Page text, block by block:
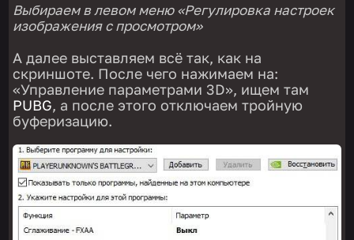
Выбираем в левом меню «Регулировка настроек
изображения с просмотром»
А далее выставляем всё так, как на
скриншоте. После чего нажимаем на:
«Управление параметрами 3D», ищем там
PUBG, а после этого отключаем тройную
буферизацию.